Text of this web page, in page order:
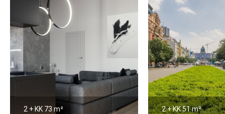
2 + KK 73 m² 2 + KK51 m²